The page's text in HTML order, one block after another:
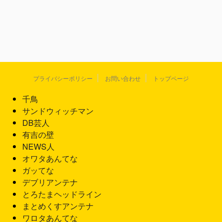
プライバシーポリシー お問い合わせ トップページ
千鳥
サンドウィッチマン
DB芸人
有吉の壁
NEWS人
オワタあんてな
ガッてな
デブリアンテナ
とろたまヘッドライン
まとめくすアンテナ
ワロタあんてな